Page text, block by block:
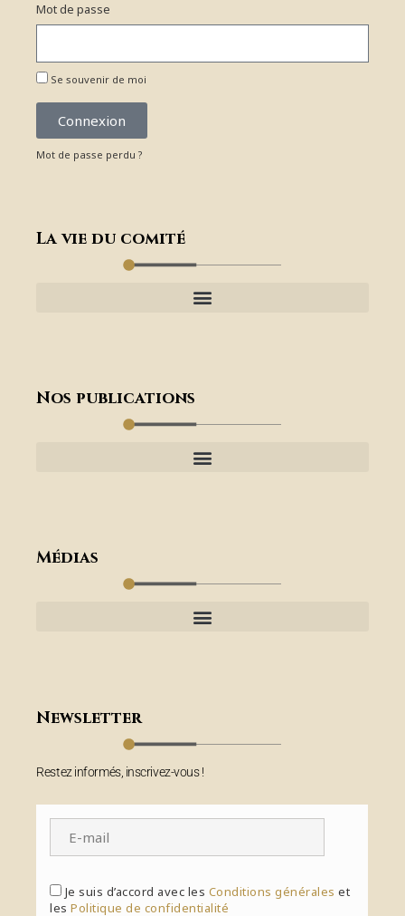
Mot de passe
Se souvenir de moi
Connexion
Mot de passe perdu ?
La vie du comité
Nos publications
Médias
Newsletter
Restez informés, inscrivez-vous !
Je suis d’accord avec les Conditions générales et
lesPolitique de confidentialité